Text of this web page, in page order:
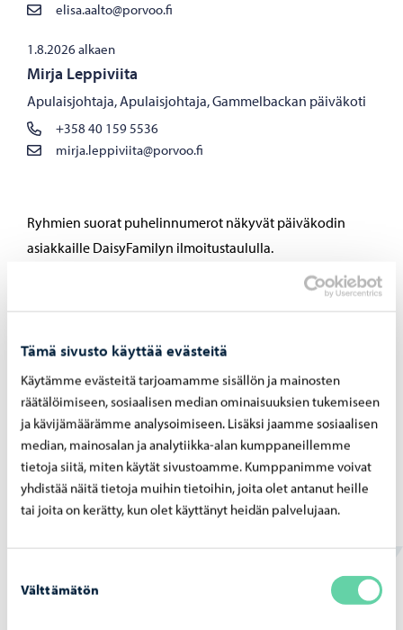
Tämä sivusto käyttää evästeitä
Käytämme evästeitä tarjoamamme sisällön ja mainosten
räätälöimiseen, sosiaalisen median ominaisuuksien tukemiseen
ja kävijämäärämme analysoimiseen. Lisäksi jaamme sosiaalisen
median, mainosalan ja analytiikka-alan kumppaneillemme
tietoja siitä, miten käytät sivustoamme. Kumppanimme voivat
yhdistää näitä tietoja muihin tietoihin, joita olet antanut heille
tai joita on kerätty, kun olet käyttänyt heidän palvelujaan.
valinta
Välttämätön
elisa.aalto@porvoo.fi
1.8.2026 alkaen
Mirja Leppiviita
Apulaisjohtaja, Apulaisjohtaja, Gammelbackan päiväkoti
+358 40 159 5536
mirja.leppiviita@porvoo.fi
Ryhmien suorat puhelinnumerot näkyvät päiväkodin
asiakkaille DaisyFamilyn ilmoitustaululla.
Gammelbackan päiväkodissa järjestetään suomenkielistä
varhaiskasvatusta neljässä lapsiryhmässä ja esiopetusta
teemoja toiminnassamme.
Päiväkodin sivutoimipaikka toimii osoitteessa Opintie
1, 06400 Porvoo. Tiloissa on neljä ryhmää.
Lasten omat ajatukset, toiveet ja tunteet antavat
lähtökohdat toiminnalle ja sen suunnittelulle.
Kunnioitamme ja arvostamme toisiamme. Haluamme